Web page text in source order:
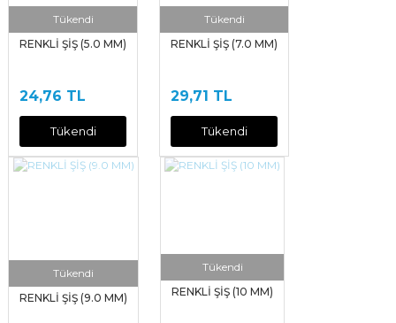
Tükendi
RENKLİ ŞİŞ (5.0 MM)
24,76 TL
Tükendi
Tükendi
RENKLİ ŞİŞ (7.0 MM)
29,71 TL
Tükendi
Tükendi
RENKLİ ŞİŞ (9.0 MM)
Tükendi
RENKLİ ŞİŞ (10 MM)